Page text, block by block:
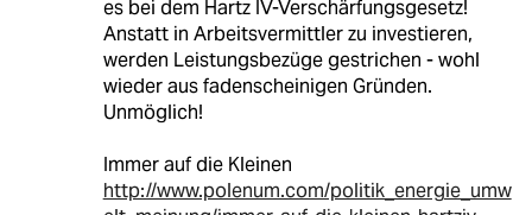
es bei dem Hartz IV-Verschärfungsgesetz!
Anstatt in Arbeitsvermittler zu investieren,
werden Leistungsbezüge gestrichen - wohl
wieder aus fadenscheinigen Gründen.
Unmöglich!
Immer auf die Kleinen
http://www.polenum.com/politik_energie_umw